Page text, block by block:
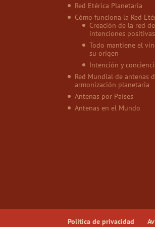
Red Etérica Planetaria
Cómo funciona la Red
Creación de la red de
intenciones positivas
Todo mantiene el
su origen
Intención y
Red Mundial de antenas
armonización planetaria
Antenas por Países
Antenas en el Mundo
Política de privacidad